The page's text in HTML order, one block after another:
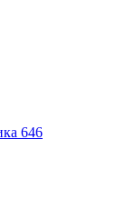
646